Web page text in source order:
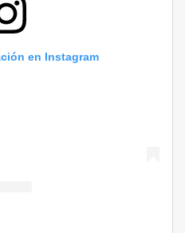
en Instagram